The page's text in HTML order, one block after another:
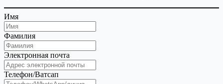
Имя
Фамилия
Электронная почта
Телефон/Ватсап